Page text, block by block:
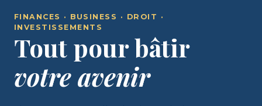
FINANCES · BUSINESS · DROIT ·
INVESTISSEMENTS
Tout pour bâtir
votre avenir